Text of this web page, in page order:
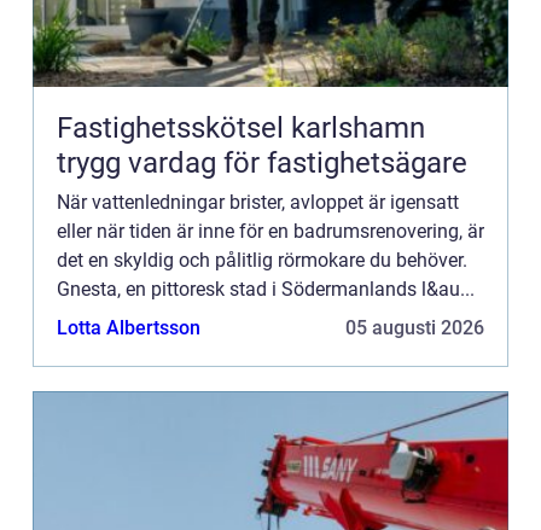
Fastighetsskötsel karlshamn
trygg vardag för fastighetsägare
När vattenledningar brister, avloppet är igensatt
eller när tiden är inne för en badrumsrenovering, är
det en skyldig och pålitlig rörmokare du behöver.
Gnesta, en pittoresk stad i Södermanlands l&au...
Lotta Albertsson
05 augusti 2026